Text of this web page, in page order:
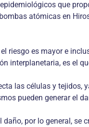
que
atómicas en
riesgo es mayor e
interplanetaria, es el
las células y tejidos,
pueden gene­rar el
daño, por lo general, se